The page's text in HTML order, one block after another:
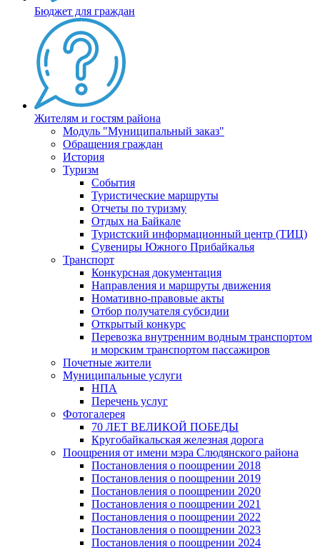
Бюджет для граждан
Жителям и гостям района
Модуль "Муниципальный заказ"
Обращения граждан
История
Туризм
События
Туристические маршруты
Отчеты по туризму
Отдых на Байкале
Туристский информационный центр (ТИЦ)
Сувениры Южного Прибайкалья
Транспорт
Конкурсная документация
Направления и маршруты движения
Номативно-правовые акты
Отбор получателя субсидии
Открытый конкурс
Перевозка внутренним водным транспортом
и морским транспортом пассажиров
Почетные жители
Муниципальные услуги
НПА
Перечень услуг
Фотогалерея
70 ЛЕТ ВЕЛИКОЙ ПОБЕДЫ
Кругобайкальская железная дорога
Поощрения от имени мэра Слюдянского района
Постановления о поощрении 2018
Постановления о поощрении 2019
Постановления о поощрении 2020
Постановления о поощрении 2021
Постановления о поощрении 2022
Постановления о поощрении 2023
Постановления о поощрении 2024